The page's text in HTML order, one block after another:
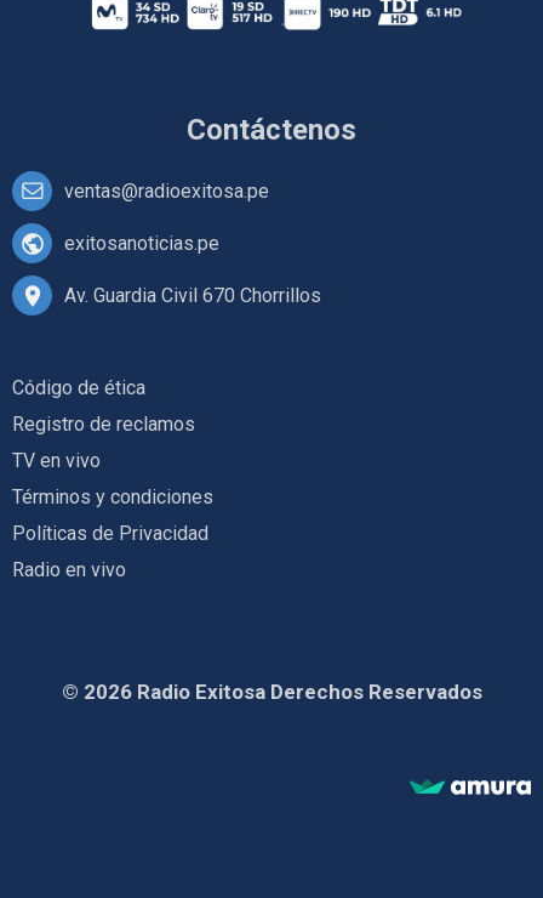
Contáctenos
ventas@radioexitosa.pe
exitosanoticias.pe
Av. Guardia Civil 670 Chorrillos
Código de ética
Registro de reclamos
TV en vivo
Términos y condiciones
Políticas de Privacidad
Radio en vivo
© 2026 Radio Exitosa Derechos Reservados